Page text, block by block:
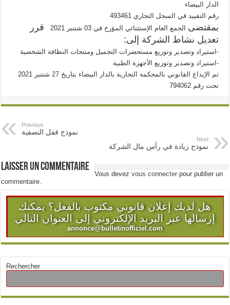
الدار البيضاء
رقم التقييد في السجل التجاري 493461
بمقتضى الجمع العام الإستثنائي المؤرخ في 03 شتنبر 2021
قرر
تعديل نشاط الشركة إلى:
استيراد وتصدير وتوزيع مستحضرات التجميل ومنتجات النظافة الشخصية-
استيراد وتصدير وتوزيع الأجهزة الطبية-
تم الإيداع القانوني بالمحكمة التجارية بالدار البيضاء بتاريخ 27 شتنبر 2021
تحت رقم 794062
Previous
نموذج قفل التصفية
Next
نموذج زيادة في رأس مال الشركة
Laisser un commentaire
Vous devezvous connecter pour publier un
commentaire.
هل لديك إعلان قانوني مكتوب بالفعل؟ يمكنك
إرسالها عبر البريد الإلكتروني إلى العنوان التالي
annonce@bulletinofficiel.com
Rechercher